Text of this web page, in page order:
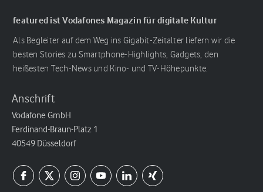
featured ist Vodafones Magazin für digitale Kultur
Als Begleiter auf dem Weg ins Gigabit-Zeitalter liefern wir die
besten Stories zu Smartphone-Highlights, Gadgets, den
heißesten Tech-News und Kino- und TV-Höhepunkte.
Anschrift
Vodafone GmbH
Ferdinand-Braun-Platz 1
40549 Düsseldorf